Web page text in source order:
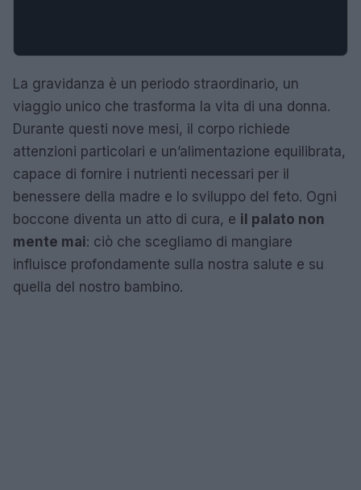
La gravidanza è un periodo straordinario, un
viaggio unico che trasforma la vita di una donna.
Durante questi nove mesi, il corpo richiede
attenzioni particolari e un’alimentazione equilibrata,
capace di fornire i nutrienti necessari per il
benessere della madre e lo sviluppo del feto. Ogni
boccone diventa un atto di cura, e il palato non
mente mai: ciò che scegliamo di mangiare
influisce profondamente sulla nostra salute e su
quella del nostro bambino.